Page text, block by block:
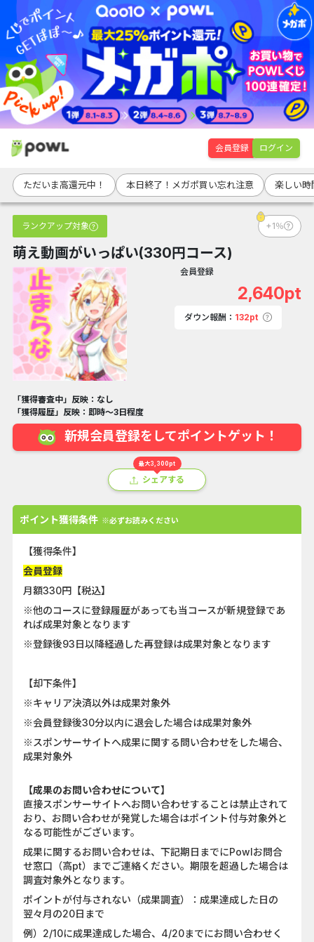
会員登録 ログイン
ただいま高還元中！ 本日終了！メガポ買い忘れ注意 楽しい
ランクアップ対象 +1％
萌え動画がいっぱい(330円コース)
会員登録
2,640pt
ダウン報酬： 132pt
「獲得審査中」反映：なし
「獲得履歴」反映：即時～3日程度
新規会員登録をしてポイントゲット！
最大3,300pt
シェアする
ポイント獲得条件 ※必ずお読みください
【獲得条件】
会員登録
月額330円【税込】
※他のコースに登録履歴があっても当コースが新規登録であ
れば成果対象となります
※登録後93日以降経過した再登録は成果対象となります
【却下条件】
※キャリア決済以外は成果対象外
※会員登録後30分以内に退会した場合は成果対象外
※スポンサーサイトへ成果に関する問い合わせをした場合、
成果対象外
【成果のお問い合わせについて】
直接スポンサーサイトへお問い合わせすることは禁止されて
おり、お問い合わせが発覚した場合はポイント付与対象外と
なる可能性がございます。
成果に関するお問い合わせは、下記期日までにPowlお問合
せ窓口（高pt）までご連絡ください。期限を超過した場合は
調査対象外となります。
ポイントが付与されない（成果調査）：成果達成した日の
翌々月の20日まで
例）2/10に成果達成した場合、4/20までにお問い合わせく